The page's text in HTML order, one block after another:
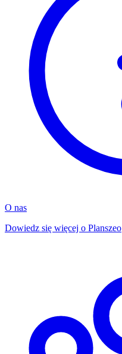
O nas
Dowiedz się więcej o Planszeo